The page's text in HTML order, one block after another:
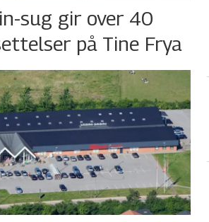
sug gir over 40
på Tine Frya